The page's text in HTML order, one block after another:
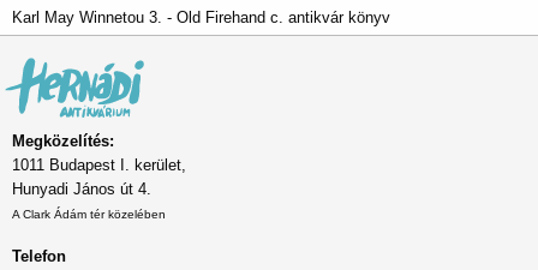
Karl May Winnetou 3. - Old Firehand c. antikvár könyv
Megközelítés:
1011 Budapest I. kerület,
Hunyadi János út 4.
A Clark Ádám tér közelében
Telefon